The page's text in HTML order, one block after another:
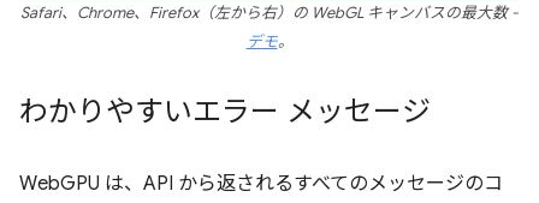
Safari、Chrome、Firefox（左から右）の WebGL キャンバスの最大数 -
デモ。
わかりやすいエラー メッセージ
WebGPU は、API から返されるすべてのメッセージのコ